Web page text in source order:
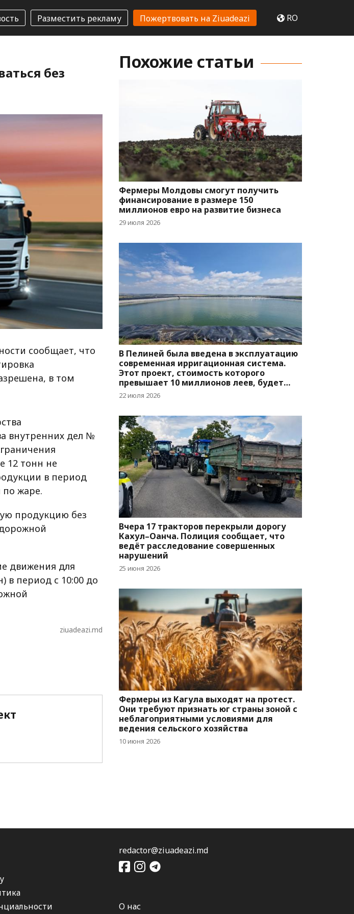
Разместить рекламу Пожертвовать на Ziuadeazi RO
без
сообщает, что
в том
внутренних дел №
12 тонн не
в период
по жаре.
продукцию без
движения для
в период с 10:00 до
ziuadeazi.md
Похожие статьи
Фермеры Молдовы смогут получить
финансирование в размере 150
миллионов евро на развитие бизнеса
29 июля 2026
В Пелиней была введена в эксплуатацию
современная ирригационная система.
Этот проект, стоимость которого
превышает 10 миллионов леев, будет
обслуживать 25 фермеров
22 июля 2026
Вчера 17 тракторов перекрыли дорогу
Кахул–Оанча. Полиция сообщает, что
ведёт расследование совершенных
нарушений
25 июня 2026
Фермеры из Кагула выходят на протест.
Они требуют признать юг страны зоной с
неблагоприятными условиями для
ведения сельского хозяйства
10 июня 2026
redactor@ziuadeazi.md
О нас